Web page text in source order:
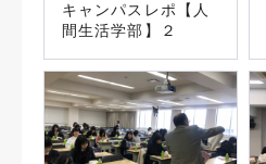
キャンパスレポ【人
間生活学部】２